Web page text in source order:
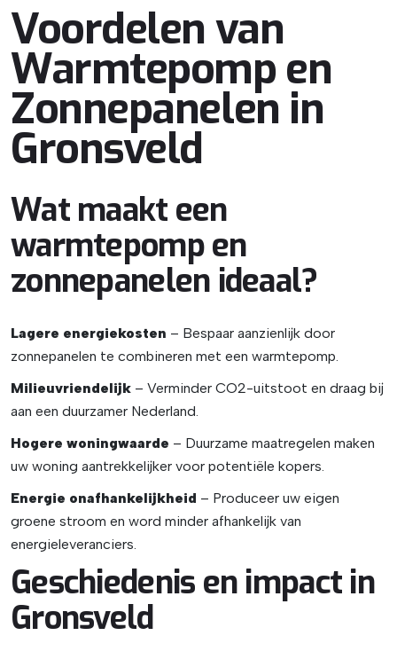
Voordelen van
Warmtepomp en
Zonnepanelen in
Gronsveld
Wat maakt een
warmtepomp en
zonnepanelen ideaal?
Lagere energiekosten – Bespaar aanzienlijk door
zonnepanelen te combineren met een warmtepomp.
Milieuvriendelijk – Verminder CO2-uitstoot en draag bij
aan een duurzamer Nederland.
Hogere woningwaarde – Duurzame maatregelen maken
uw woning aantrekkelijker voor potentiële kopers.
Energie onafhankelijkheid – Produceer uw eigen
groene stroom en word minder afhankelijk van
energieleveranciers.
Geschiedenis en impact in
Gronsveld